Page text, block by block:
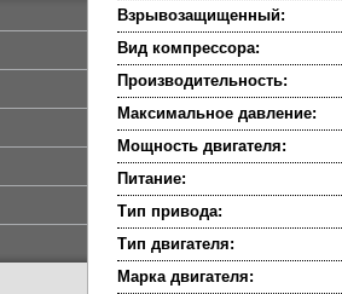
Взрывозащищенный:
Вид компрессора:
Производительность:
Максимальное давление:
Мощность двигателя:
Питание:
Тип привода:
Тип двигателя:
Марка двигателя: